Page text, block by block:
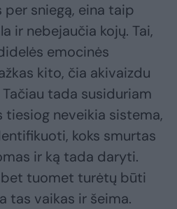
sniegą, eina taip
ir nebejaučia kojų. Tai,
emocinės
kito, čia akivaizdu
tada susiduriam
tiesiog neveikia sistema,
koks smurtas
ir ką tada daryti.
bet tuomet turėtų būti
tas vaikas ir šeima.